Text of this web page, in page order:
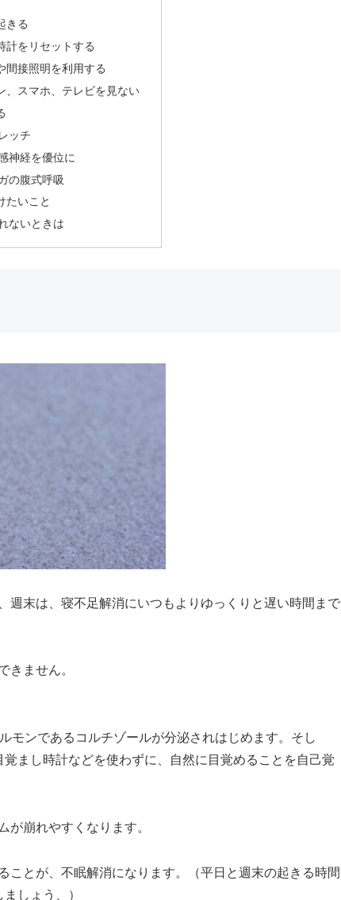
きる
計をリセットする
間接照明を利用する
、スマホ、テレビを見ない
ッチ
神経を優位に
の腹式呼吸
たいこと
ないときは
週末は、寝不足解消にいつもよりゆっくりと遅い時間まで
きません。
モンであるコルチゾールが分泌されはじめます。そし
覚まし時計などを使わずに、自然に目覚めることを自己覚
が崩れやすくなります。
ことが、不眠解消になります。（平日と週末の起きる時間
しょう、）